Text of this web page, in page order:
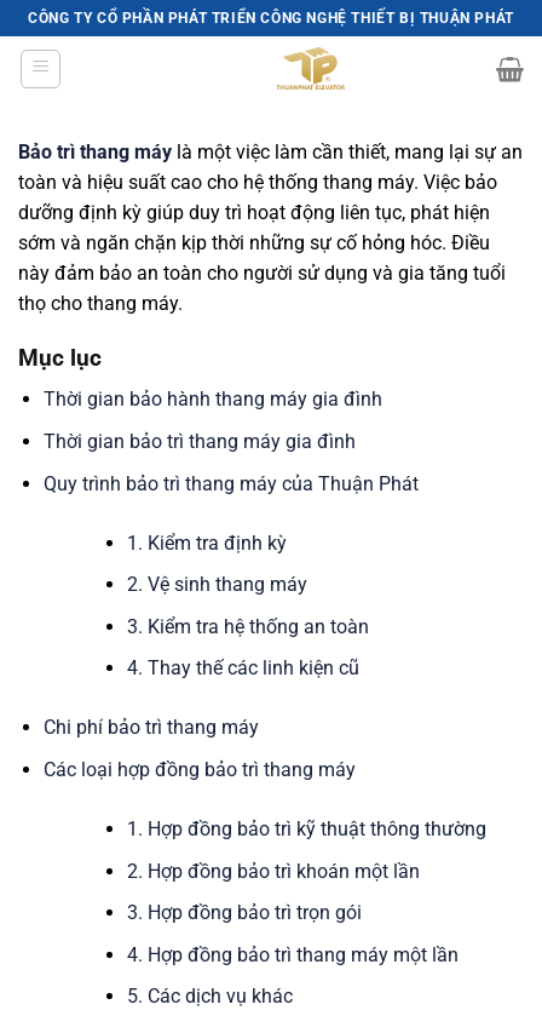
Skip
to
content
CÔNG TY CỔ PHẦN PHÁT TRIỂN CÔNG NGHỆ THIẾT BỊ THUẬN PHÁT
Bảo trì thang máy là một việc làm cần thiết, mang lại sự an
toàn và hiệu suất cao cho hệ thống thang máy. Việc bảo
dưỡng định kỳ giúp duy trì hoạt động liên tục, phát hiện
sớm và ngăn chặn kịp thời những sự cố hỏng hóc. Điều
này đảm bảo an toàn cho người sử dụng và gia tăng tuổi
thọ cho thang máy.
Mục lục
Thời gian bảo hành thang máy gia đình
Thời gian bảo trì thang máy gia đình
Quy trình bảo trì thang máy của Thuận Phát
1. Kiểm tra định kỳ
2. Vệ sinh thang máy
3. Kiểm tra hệ thống an toàn
4. Thay thế các linh kiện cũ
Chi phí bảo trì thang máy
Các loại hợp đồng bảo trì thang máy
1. Hợp đồng bảo trì kỹ thuật thông thường
2. Hợp đồng bảo trì khoán một lần
3. Hợp đồng bảo trì trọn gói
4. Hợp đồng bảo trì thang máy một lần
5. Các dịch vụ khác